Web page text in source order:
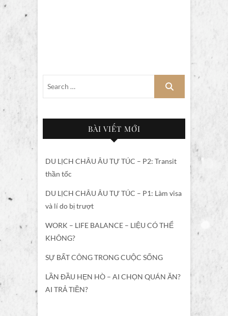
BÀI VIẾT MỚI
DU LỊCH CHÂU ÂU TỰ TÚC – P2: Transit
thần tốc
DU LỊCH CHÂU ÂU TỰ TÚC – P1: Làm visa
và lí do bị trượt
WORK – LIFE BALANCE – LIỆU CÓ THỂ
KHÔNG?
SỰ BẤT CÔNG TRONG CUỘC SỐNG
LẦN ĐẦU HẸN HÒ – AI CHỌN QUÁN ĂN?
AI TRẢ TIỀN?